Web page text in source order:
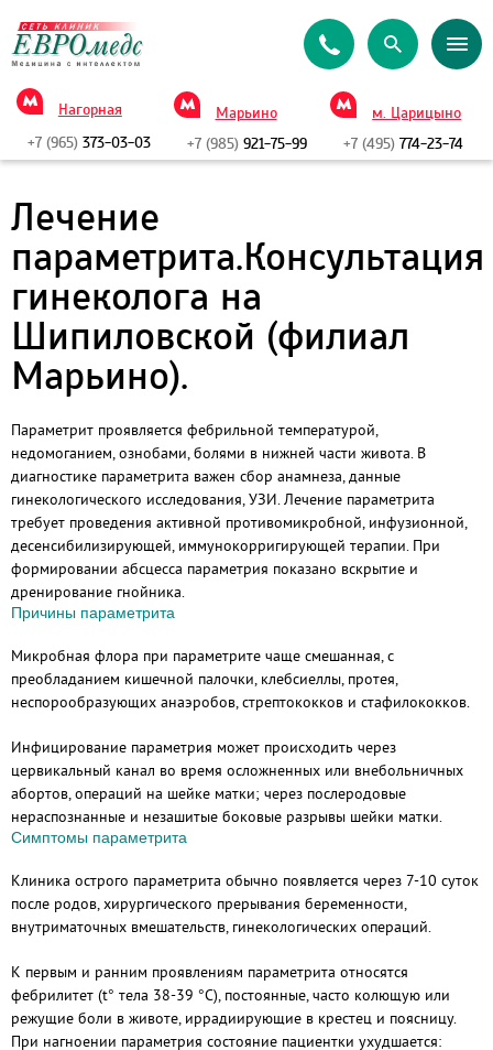
Нагорная
+7 (965) 373-03-03
Марьино
+7 (985)921-75-99
м. Царицыно
+7 (495) 774-23-74
Лечение
параметрита.Консультация
гинеколога на
Шипиловской (филиал
Марьино).
Параметрит проявляется фебрильной температурой,
недомоганием, ознобами, болями в нижней части живота. В
диагностике параметрита важен сбор анамнеза, данные
гинекологического исследования, УЗИ. Лечение параметрита
требует проведения активной противомикробной, инфузионной,
десенсибилизирующей, иммунокорригирующей терапии. При
формировании абсцесса параметрия показано вскрытие и
дренирование гнойника.
Причины параметрита
Микробная флора при параметрите чаще смешанная, с
преобладанием кишечной палочки, клебсиеллы, протея,
неспорообразующих анаэробов, стрептококков и стафилококков.
Инфицирование параметрия может происходить через
цервикальный канал во время осложненных или внебольничных
абортов, операций на шейке матки; через послеродовые
нераспознанные и незашитые боковые разрывы шейки матки.
Симптомы параметрита
Клиника острого параметрита обычно появляется через 7-10 суток
после родов, хирургического прерывания беременности,
внутриматочных вмешательств, гинекологических операций.
К первым и ранним проявлениям параметрита относятся
фебрилитет (t° тела 38-39 °С), постоянные, часто колющую или
режущие боли в животе, иррадиирующие в крестец и поясницу.
При нагноении параметрия состояние пациентки ухудшается: